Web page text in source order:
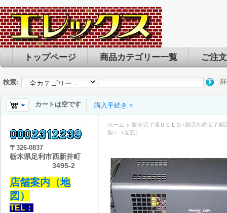
トップページ 商品カテゴリー一覧 ご注
検索:
カートは空です 購入手続き
ホーム
販売完了済ＵＳＥＤ+新品生産完了製
源＞（委託）
〒 326-0837
栃木県足利市西新井町
3495-2
店舗案内（地
図）
TEL：